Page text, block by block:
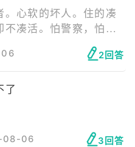
。心软的坏人。住的凑
不凑活。怕警察，怕人
而不是生活中的刺
2回答
了
08-06 3回答